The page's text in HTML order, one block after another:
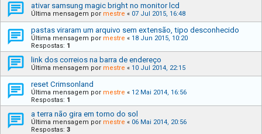
ativar samsung magic bright no monitor lcd
Última mensagem por mestre « 07 Jul 2015, 16:48
pastas viraram um arquivo sem extensão, tipo desconhecido
Última mensagem por mestre « 18 Jun 2015, 10:20
Respostas: 1
link dos correios na barra de endereço
Última mensagem por mestre « 10 Jul 2014, 22:15
reset Crimsonland
Última mensagem por mestre « 12 Mai 2014, 16:56
Respostas: 1
a terra não gira em torno do sol
Última mensagem por mestre « 06 Mai 2014, 20:56
Respostas: 3